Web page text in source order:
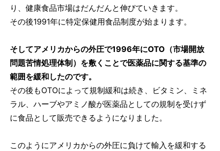
り、健康食品市場はだんだんと伸びていきます。
その後1991年に特定保健用食品制度が始まります。
そしてアメリカからの外圧で1996年にOTO（市場開放
問題苦情処理体制）を敷くことで医薬品に関する基準の
範囲を緩和したのです。
その後もOTOによって規制緩和は続き、ビタミン、ミネ
ラル、ハーブやアミノ酸が医薬品としての規制を受けず
に食品として販売できるようになりました。
このようにアメリカからの外圧に負けて輸入を緩和する